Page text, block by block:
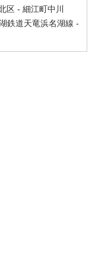
区 - 細江町中川
鉄道天竜浜名湖線 -